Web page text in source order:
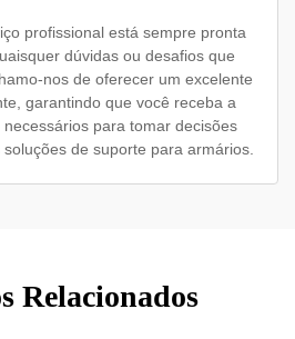
profissional está sempre pronta
dúvidas ou desafios que
nos de oferecer um excelente
garantindo que você receba a
para tomar decisões
de suporte para armários.
Relacionados